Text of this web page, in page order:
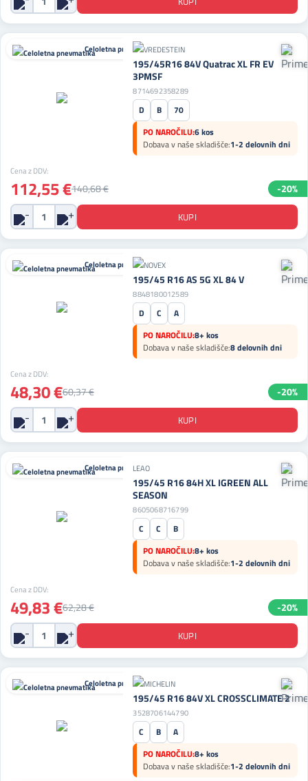
Celoletna pnevmatika
195/45R16 84V Quatrac XL FR EV
3PMSF
8714692358289
D B
70
PO NAROČILU:6 kos
Dobava v naše skladišče:1-2 delovnih dni
Cena z DDV:
112,55 €140,68 € -20%
Celoletna pnevmatika
195/45 R16 AS 5G XL 84 V
8848180012589
D C
A
PO NAROČILU:8+ kos
Dobava v naše skladišče:8 delovnih dni
Cena z DDV:
48,30 €60,37 € -20%
Celoletna pnevmatika
LEAO
195/45 R16 84H XL IGREEN ALL
SEASON
8605068716799
C C
B
PO NAROČILU:8+ kos
Dobava v naše skladišče:1-2 delovnih dni
Cena z DDV:
49,83 €62,28 € -20%
Celoletna pnevmatika
195/45 R16 84V XL CROSSCLIMATE 2
3528706144790
C B
A
PO NAROČILU:8+ kos
Dobava v naše skladišče:1-2 delovnih dni